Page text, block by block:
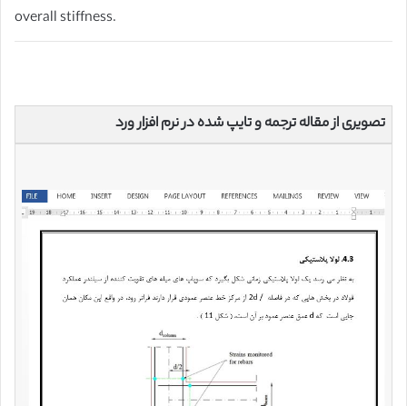
overall stiffness.
تصویری از مقاله ترجمه و تایپ شده در نرم افزار ورد